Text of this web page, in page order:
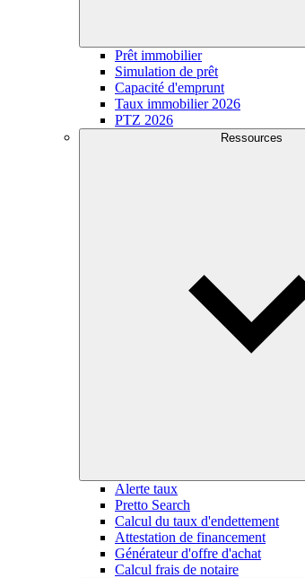
Prêt immobilier
Simulation de prêt
Capacité d'emprunt
Taux immobilier 2026
PTZ 2026
Ressources
Alerte taux
Pretto Search
Calcul du taux d'endettement
Attestation de financement
Générateur d'offre d'achat
Calcul frais de notaire